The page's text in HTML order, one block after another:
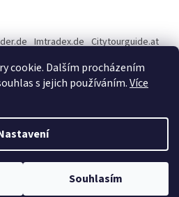
cookie. Dalším procházením
s jejich používáním.Více
Souhlasím
Imtradex.de Citytourguide.at
. Všechna práva vyhrazena.Upravit